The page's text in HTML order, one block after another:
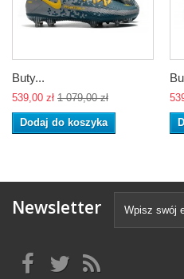
Buty...
539,00 zł 1 079,00 zł
Dodaj do koszyka
Newsletter